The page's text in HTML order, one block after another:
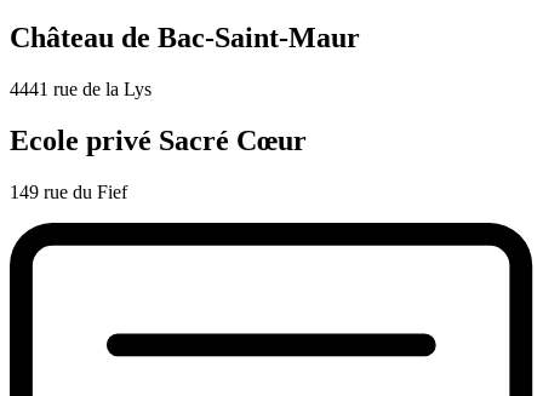
Château de Bac-Saint-Maur
4441 rue de la Lys
Ecole privé Sacré Cœur
149 rue du Fief